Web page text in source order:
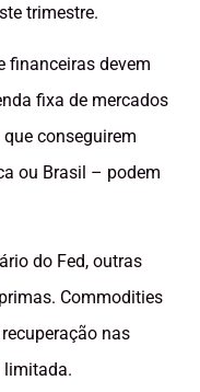
trimestre.
financeiras devem
fixa de mercados
conseguirem
ou Brasil – podem
do Fed, outras
Commodities
nas
limitada.